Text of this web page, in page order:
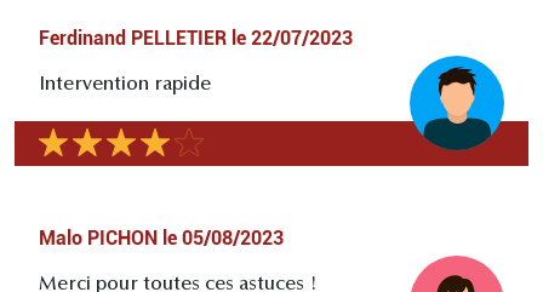
Ferdinand PELLETIER le 22/07/2023
Intervention rapide
Malo PICHON le 05/08/2023
Merci pour toutes ces astuces !